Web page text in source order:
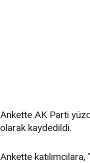
Ankette AK Parti
olarak kaydedildi.
Ankette